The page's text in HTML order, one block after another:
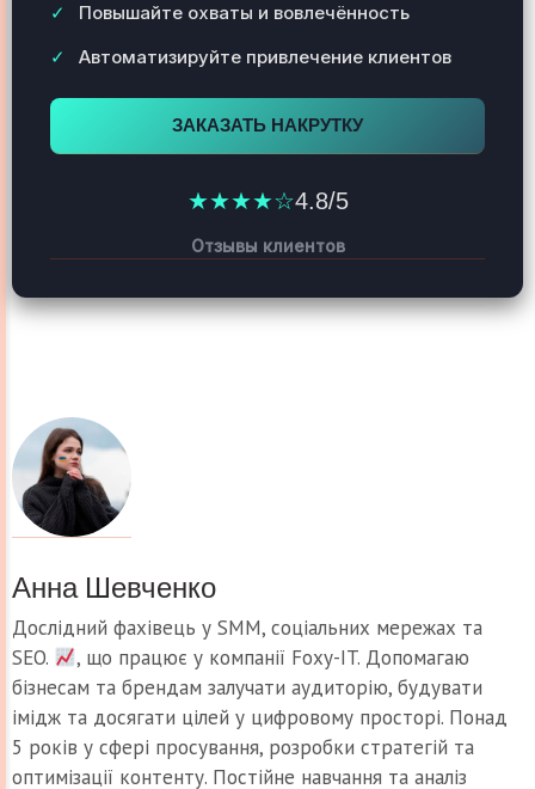
Повышайте охваты и вовлечённость
Автоматизируйте привлечение клиентов
ЗАКАЗАТЬ НАКРУТКУ
★★★★☆4.8/5
Отзывы клиентов
Анна Шевченко
Дослідний фахівець у SMM, соціальних мережах та
SEO.
, що працює у компанії Foxy-IT. Допомагаю
бізнесам та брендам залучати аудиторію, будувати
імідж та досягати цілей у цифровому просторі. Понад
5 років у сфері просування, розробки стратегій та
оптимізації контенту. Постійне навчання та аналіз